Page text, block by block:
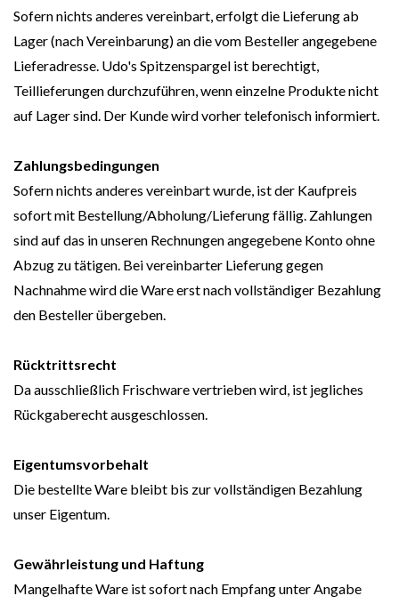
Sofern nichts anderes vereinbart, erfolgt die Lieferung ab
Lager (nach Vereinbarung) an die vom Besteller angegebene
Lieferadresse. Udo's Spitzenspargel ist berechtigt,
Teillieferungen durchzuführen, wenn einzelne Produkte nicht
auf Lager sind. Der Kunde wird vorher telefonisch informiert.
Zahlungsbedingungen
Sofern nichts anderes vereinbart wurde, ist der Kaufpreis
sofort mit Bestellung/Abholung/Lieferung fällig. Zahlungen
sind auf das in unseren Rechnungen angegebene Konto ohne
Abzug zu tätigen. Bei vereinbarter Lieferung gegen
Nachnahme wird die Ware erst nach vollständiger Bezahlung
den Besteller übergeben.
Rücktrittsrecht
Da ausschließlich Frischware vertrieben wird, ist jegliches
Rückgaberecht ausgeschlossen.
Eigentumsvorbehalt
Die bestellte Ware bleibt bis zur vollständigen Bezahlung
unser Eigentum.
Gewährleistung und Haftung
Mangelhafte Ware ist sofort nach Empfang unter Angabe